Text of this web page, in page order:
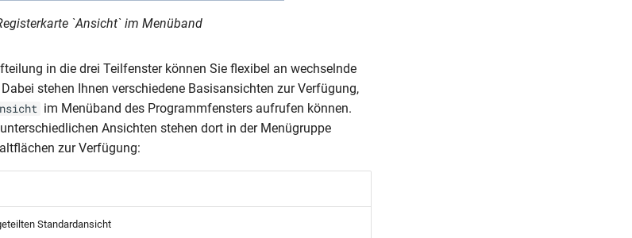
`Ansicht` im Menüband
in die drei Teilfenster können Sie flexibel an wechselnde
stehen Ihnen verschiedene Basisansichten zur Verfügung,
im Menüband des Programmfensters aufrufen können.
Ansichten stehen dort in der Menügruppe
zur Verfügung:
Standardansicht